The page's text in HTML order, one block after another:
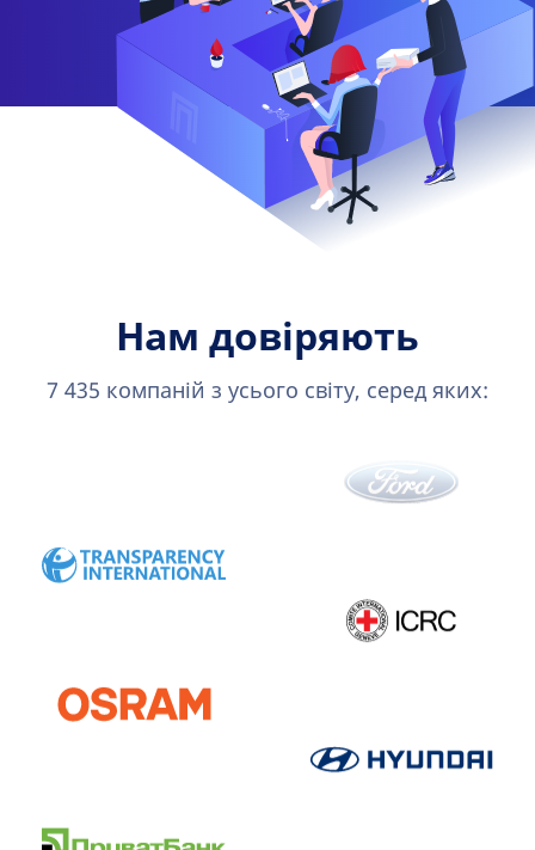
Нам довіряють
7 435 компаній з усього світу, серед яких: